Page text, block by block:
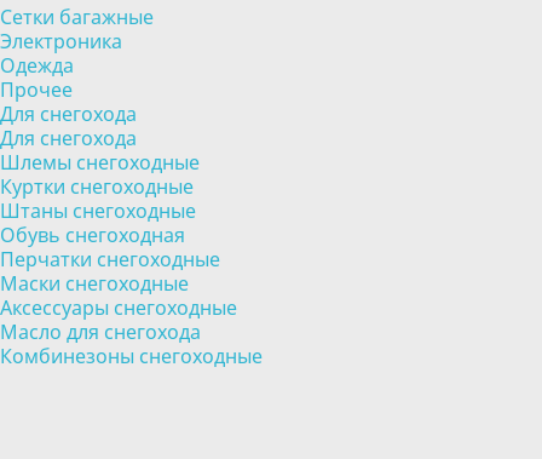
Сетки багажные
Электроника
Одежда
Прочее
Для снегохода
Для снегохода
Шлемы снегоходные
Куртки снегоходные
Штаны снегоходные
Обувь снегоходная
Перчатки снегоходные
Маски снегоходные
Аксессуары снегоходные
Масло для снегохода
Комбинезоны снегоходные